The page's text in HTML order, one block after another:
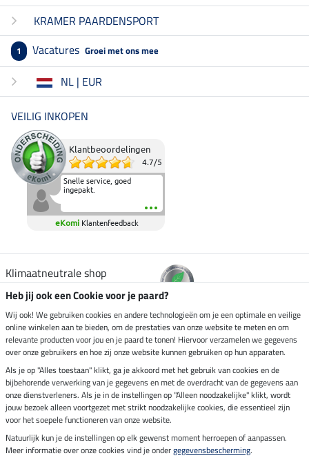
KRAMER PAARDENSPORT
1 Vacatures Groei met ons mee
NL | EUR
VEILIG INKOPEN
Klantbeoordelingen
4.7/5
Snelle service, goed
ingepakt.
eKomi Klantenfeedback
Klimaatneutrale shop
Verzending per
Veilig betalen met
Impressum
Heb jij ook een Cookie voor je paard?
Wij ook! We gebruiken cookies en andere technologieën om je een optimale en veilige
online winkelen aan te bieden, om de prestaties van onze website te meten en om
relevante producten voor jou en je paard te tonen! Hiervoor verzamelen we gegevens
over onze gebruikers en hoe zij onze website kunnen gebruiken op hun apparaten.
Als je op "Alles toestaan" klikt, ga je akkoord met het gebruik van cookies en de
bijbehorende verwerking van je gegevens en met de overdracht van de gegevens aan
onze dienstverleners. Als je in de instellingen op "Alleen noodzakelijke" klikt, wordt
jouw bezoek alleen voortgezet met strikt noodzakelijke cookies, die essentieel zijn
voor het soepele functioneren van onze website.
Natuurlijk kun je de instellingen op elk gewenst moment herroepen of aanpassen.
Meer informatie over onze cookies vind je ondergegevensbescherming.